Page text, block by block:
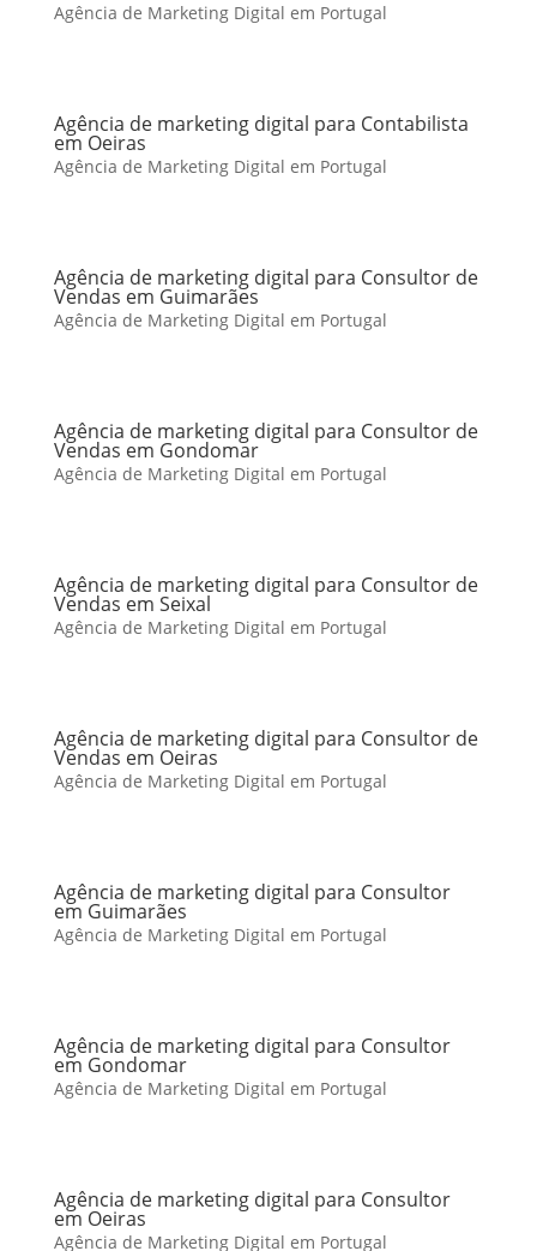
Agência de Marketing Digital em Portugal
Agência de marketing digital para Contabilista
em Oeiras
Agência de Marketing Digital em Portugal
Agência de marketing digital para Consultor de
Vendas em Guimarães
Agência de Marketing Digital em Portugal
Agência de marketing digital para Consultor de
Vendas em Gondomar
Agência de Marketing Digital em Portugal
Agência de marketing digital para Consultor de
Vendas em Seixal
Agência de Marketing Digital em Portugal
Agência de marketing digital para Consultor de
Vendas em Oeiras
Agência de Marketing Digital em Portugal
Agência de marketing digital para Consultor
em Guimarães
Agência de Marketing Digital em Portugal
Agência de marketing digital para Consultor
em Gondomar
Agência de Marketing Digital em Portugal
Agência de marketing digital para Consultor
em Oeiras
Agência de Marketing Digital em Portugal